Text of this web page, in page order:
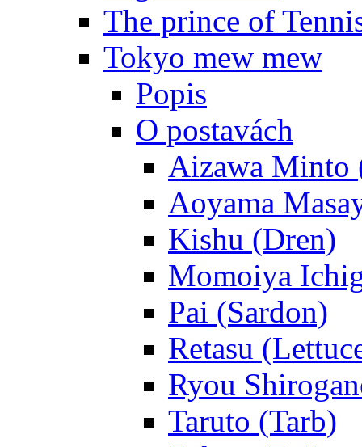
The prince of
Tokyo mew mew
Popis
O postavách
Aizawa Minto
Aoyama
Kishu (Dren)
Momoiya
Pai (Sardon)
Retasu
Ryou
Taruto (Tarb)